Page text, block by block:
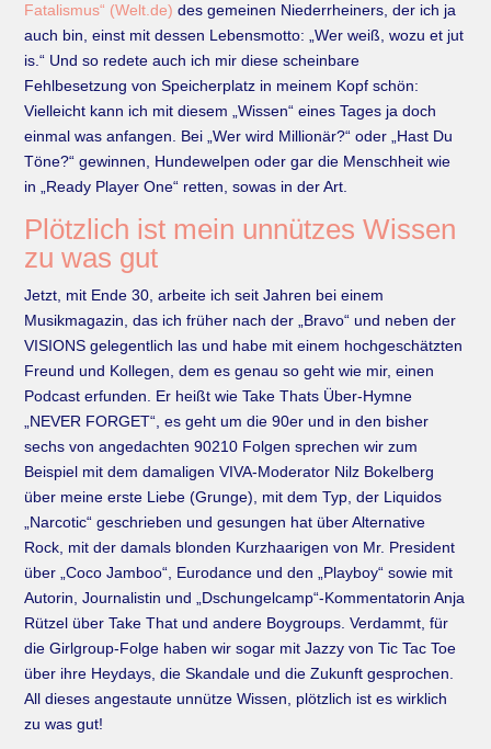
Fatalismus“ (Welt.de) des gemeinen Niederrheiners, der ich ja
auch bin, einst mit dessen Lebensmotto: „Wer weiß, wozu et jut
is.“ Und so redete auch ich mir diese scheinbare
Fehlbesetzung von Speicherplatz in meinem Kopf schön:
Vielleicht kann ich mit diesem „Wissen“ eines Tages ja doch
einmal was anfangen. Bei „Wer wird Millionär?“ oder „Hast Du
Töne?“ gewinnen, Hundewelpen oder gar die Menschheit wie
in „Ready Player One“ retten, sowas in der Art.
Plötzlich ist mein unnützes Wissen
zu was gut
Jetzt, mit Ende 30, arbeite ich seit Jahren bei einem
Musikmagazin, das ich früher nach der „Bravo“ und neben der
VISIONS gelegentlich las und habe mit einem hochgeschätzten
Freund und Kollegen, dem es genau so geht wie mir, einen
Podcast erfunden. Er heißt wie Take Thats Über-Hymne
„NEVER FORGET“, es geht um die 90er und in den bisher
sechs von angedachten 90210 Folgen sprechen wir zum
Beispiel mit dem damaligen VIVA-Moderator Nilz Bokelberg
über meine erste Liebe (Grunge), mit dem Typ, der Liquidos
„Narcotic“ geschrieben und gesungen hat über Alternative
Rock, mit der damals blonden Kurzhaarigen von Mr. President
über „Coco Jamboo“, Eurodance und den „Playboy“ sowie mit
Autorin, Journalistin und „Dschungelcamp“-Kommentatorin Anja
Rützel über Take That und andere Boygroups. Verdammt, für
die Girlgroup-Folge haben wir sogar mit Jazzy von Tic Tac Toe
über ihre Heydays, die Skandale und die Zukunft gesprochen.
All dieses angestaute unnütze Wissen, plötzlich ist es wirklich
zu was gut!⠀